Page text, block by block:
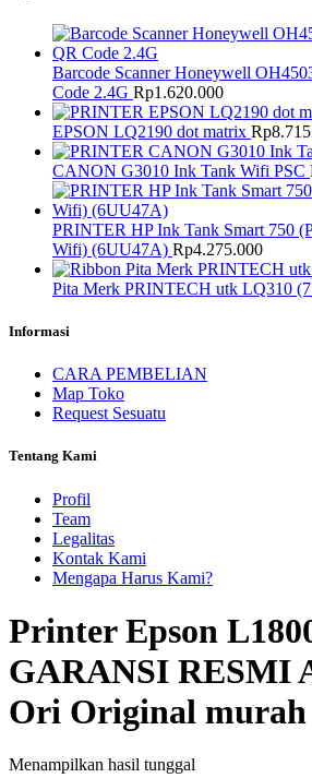
Barcode Scanner Honeywell
Code 2.4G Rp1.620.000
EPSON LQ2190 dot matrix Rp
CANON G3010 Ink Tank Wifi PSC
PRINTER HP Ink Tank Smart 750
Wifi) (6UU47A) Rp4.275.000
Pita Merk PRINTECH utk LQ310
Informasi
CARA PEMBELIAN
Map Toko
Request Sesuatu
Tentang Kami
Profil
Team
Legalitas
Kontak Kami
Mengapa Harus Kami?
Printer Epson
GARANSI RESMI
Ori Original murah
Menampilkan hasil tunggal